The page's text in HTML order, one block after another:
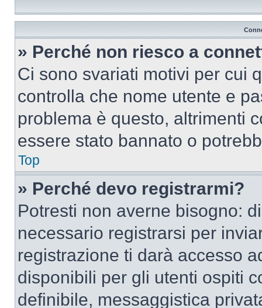
» Perché non riesco a
Ci sono svariati motivi per cui
controlla che nome utente e
problema è questo, altrimenti
essere stato bannato o
Top
» Perché devo registrarmi?
Potresti non averne bisogno:
necessario registrarsi per
registrazione ti darà accesso
disponibili per gli utenti ospiti
definibile, messaggistica